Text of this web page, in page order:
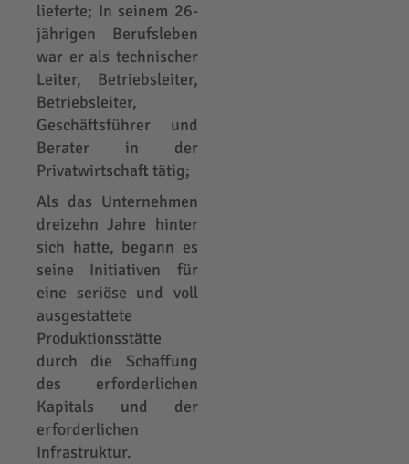
lieferte; In seinem 26-
jährigen Berufsleben
war er als technischer
Leiter, Betriebsleiter,
Betriebsleiter,
Geschäftsführer und
Berater in der
Privatwirtschaft tätig;
Als das Unternehmen
dreizehn Jahre hinter
sich hatte, begann es
seine Initiativen für
eine seriöse und voll
ausgestattete
Produktionsstätte
durch die Schaffung
des erforderlichen
Kapitals und der
erforderlichen
Infrastruktur.